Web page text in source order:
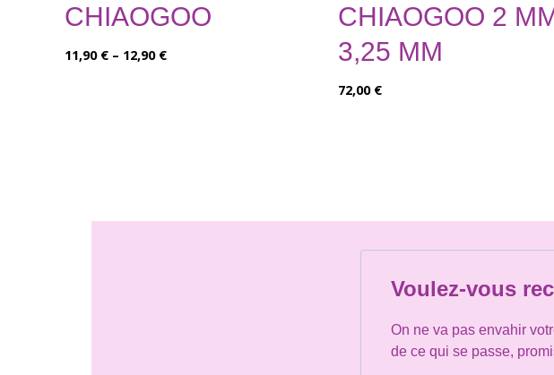
CHIAOGOO
11,90 € – 12,90 €
CHIAOGOO 2
3,25 MM
72,00 €
Voulez-vous
On ne va pas envahir
de ce qui se passe,